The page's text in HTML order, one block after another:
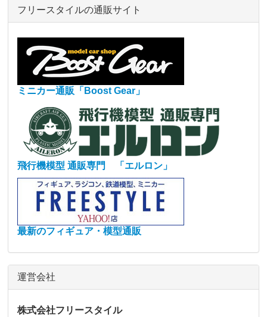
フリースタイルの通販サイト
ミニカー通販「Boost Gear」
飛行機模型 通販専門 「エルロン」
最新のフィギュア・模型通販
運営会社
株式会社フリースタイル